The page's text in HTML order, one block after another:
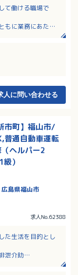
て働ける職場で
もに業務にあたり
などが隣接して
人に問い合わせる
市町】福山市/
普通自動車運転
ヘルパー2
）
広島県福山市
求人No.62388
た生活を目的とし
泄介助